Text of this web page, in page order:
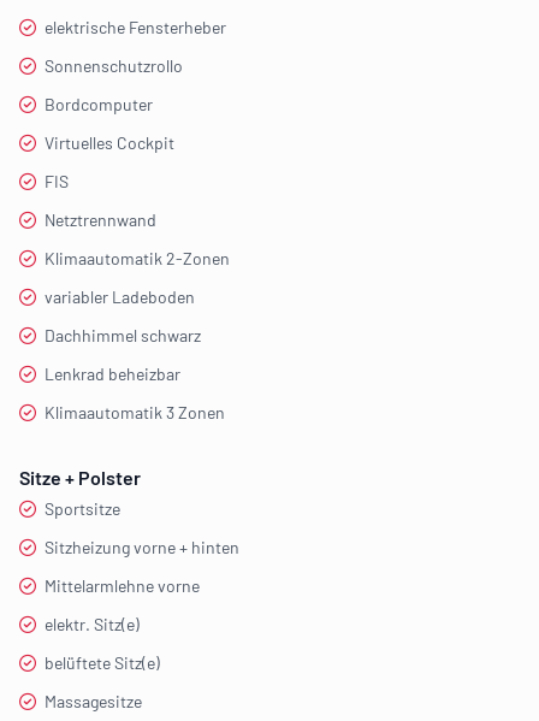
elektrische Fensterheber
Sonnenschutzrollo
Bordcomputer
Virtuelles Cockpit
FIS
Netztrennwand
Klimaautomatik 2-Zonen
variabler Ladeboden
Dachhimmel schwarz
Lenkrad beheizbar
Klimaautomatik 3 Zonen
Sitze + Polster
Sportsitze
Sitzheizung vorne + hinten
Mittelarmlehne vorne
elektr. Sitz(e)
belüftete Sitz(e)
Massagesitze